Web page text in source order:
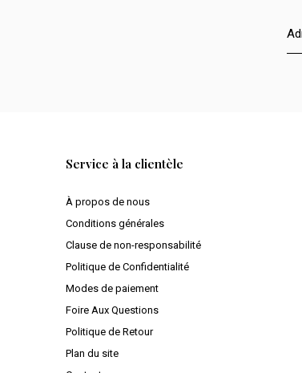
Service à la clientèle
À propos de nous
Conditions générales
Clause de non-responsabilité
Politique de Confidentialité
Modes de paiement
Foire Aux Questions
Politique de Retour
Plan du site